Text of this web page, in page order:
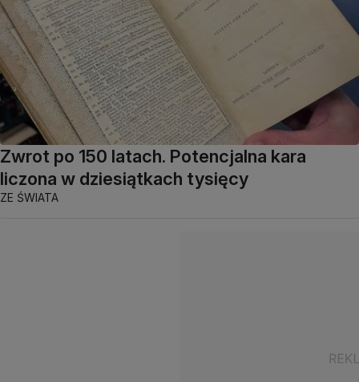
Zwrot po 150 latach. Potencjalna kara
liczona w dziesiątkach tysięcy
ZE ŚWIATA